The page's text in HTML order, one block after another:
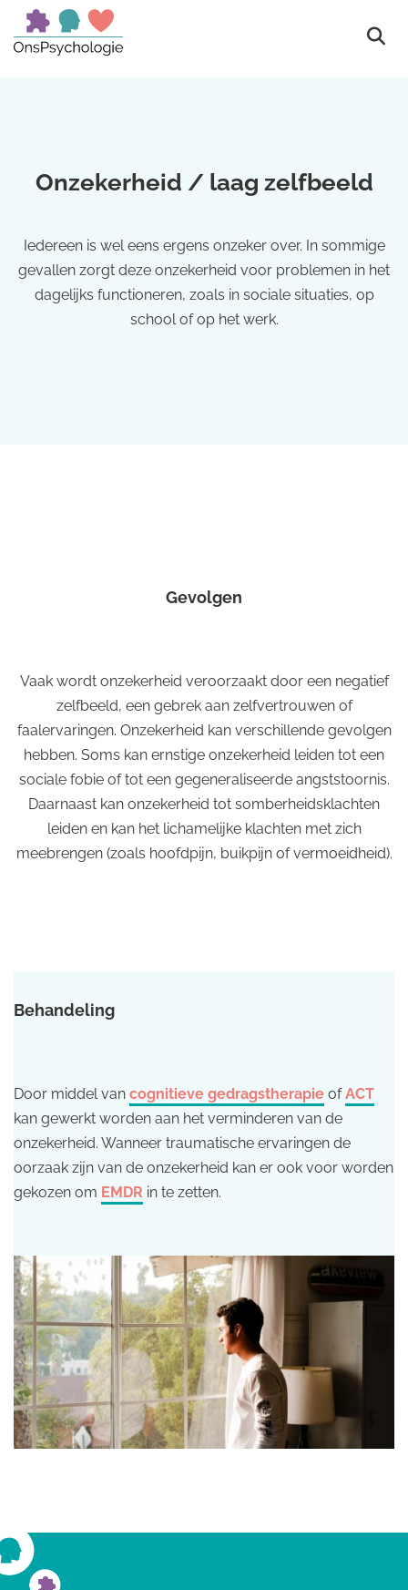
Onzekerheid / laag zelfbeeld
Iedereen is wel eens ergens onzeker over. In sommige
gevallen zorgt deze onzekerheid voor problemen in het
dagelijks functioneren, zoals in sociale situaties, op
school of op het werk.
Gevolgen
Vaak wordt onzekerheid veroorzaakt door een negatief
zelfbeeld, een gebrek aan zelfvertrouwen of
faalervaringen. Onzekerheid kan verschillende gevolgen
hebben. Soms kan ernstige onzekerheid leiden tot een
sociale fobie of tot een gegeneraliseerde angststoornis.
Daarnaast kan onzekerheid tot somberheidsklachten
leiden en kan het lichamelijke klachten met zich
meebrengen (zoals hoofdpijn, buikpijn of vermoeidheid).
Behandeling
Door middel van cognitieve gedragstherapie ofACT
kan gewerkt worden aan het verminderen van de
onzekerheid. Wanneer traumatische ervaringen de
oorzaak zijn van de onzekerheid kan er ook voor worden
gekozen om EMDR in te zetten.